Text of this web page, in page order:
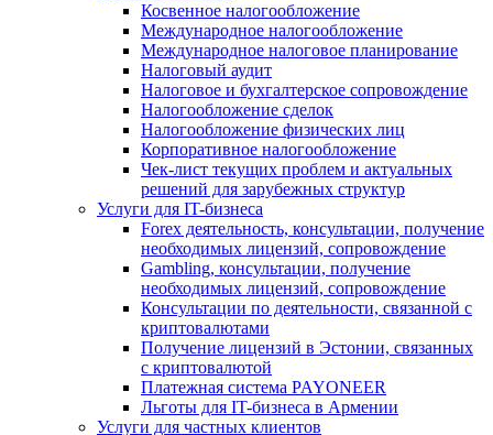
Косвенное налогообложение
Международное налогообложение
Международное налоговое планирование
Налоговый аудит
Налоговое и бухгалтерское сопровождение
Налогообложение сделок
Налогообложение физических лиц
Корпоративное налогообложение
Чек-лист текущих проблем и актуальных
решений для зарубежных структур
Услуги для IT-бизнеса
Forex деятельность, консультации, получение
необходимых лицензий, сопровождение
Gambling, консультации, получение
необходимых лицензий, сопровождение
Консультации по деятельности, связанной с
криптовалютами
Получение лицензий в Эстонии, связанных
с криптовалютой
Платежная система PAYONEER
Льготы для IT-бизнеса в Армении
Услуги для частных клиентов